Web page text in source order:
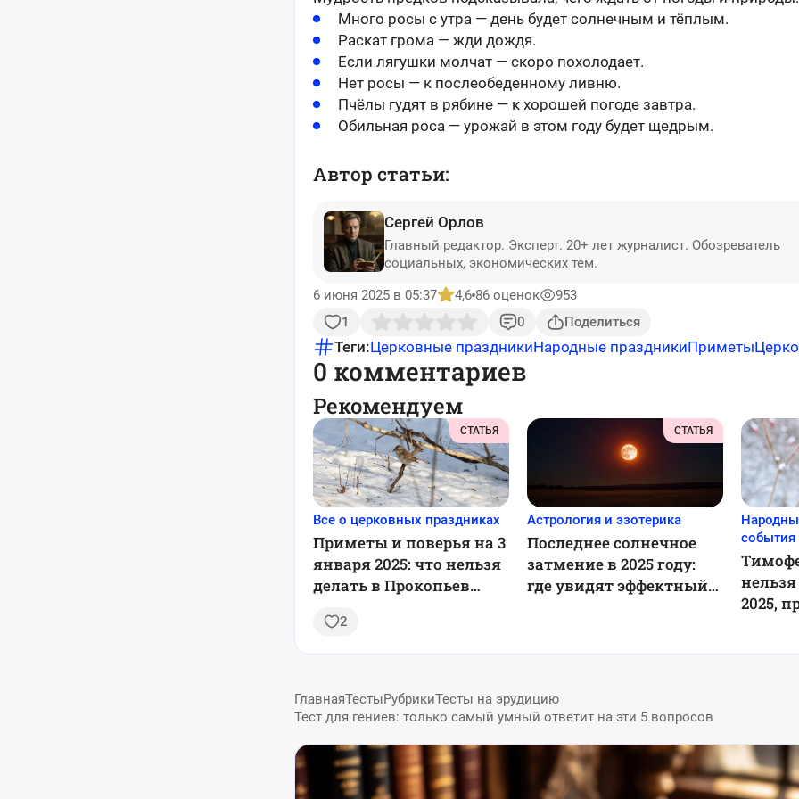
Много росы с утра — день будет солнечным и тёплым.
Раскат грома — жди дождя.
Если лягушки молчат — скоро похолодает.
Нет росы — к послеобеденному ливню.
Пчёлы гудят в рябине — к хорошей погоде завтра.
Обильная роса — урожай в этом году будет щедрым.
Автор статьи:
Сергей Орлов
Главный редактор. Эксперт. 20+ лет журналист. Обозреватель
социальных, экономических тем.
6 июня 2025 в 05:37
4,6 86 оценок
953
1
0 Поделиться
Теги:Церковные праздникиНародные праздникиПриметы
0 комментариев
Рекомендуем
СТАТЬЯ
Все о церковных праздниках
Приметы и поверья на 3
января 2025: что нельзя
делать в Прокопьев
2
СТАТЬЯ
Астрология и эзотерика
Последнее солнечное
затмение в 2025 году:
где увидят эффектный
события
2025,
ГлавнаяТестыРубрикиТесты на эрудицию
Тест для гениев: только самый умный ответит на эти 5 вопросов